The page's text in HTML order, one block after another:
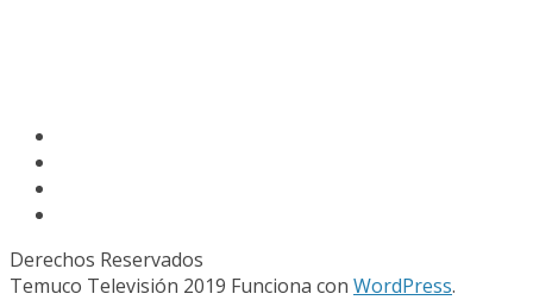
Derechos Reservados
Temuco Televisión 2019 Funciona con WordPress.